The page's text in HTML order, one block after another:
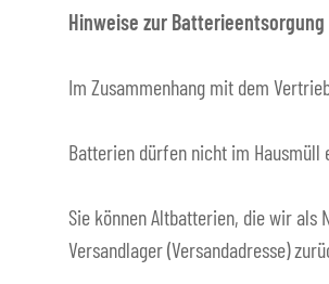
Hinweise zur Batterieentsorgung
Im Zusammenhang mit dem
Batterien dürfen nicht im Hausmüll
Sie können Altbatterien, die wir als
Versandlager (Versandadresse)